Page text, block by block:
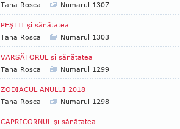
Tana Rosca
Numarul 1307
PEŞTII şi sănătatea
Tana Rosca
Numarul 1303
VARSĂTORUL şi sănătatea
Tana Rosca
Numarul 1299
ZODIACUL ANULUI 2018
Tana Rosca
Numarul 1298
CAPRICORNUL şi sănătatea